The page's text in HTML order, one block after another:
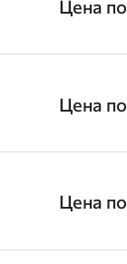
Цена
Цена
Цена